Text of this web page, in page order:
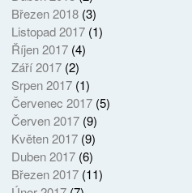
Březen 2018(3)
Listopad 2017(1)
Říjen 2017(4)
Září 2017(2)
Srpen 2017(1)
Červenec 2017(5)
Červen 2017(9)
Květen 2017(9)
Duben 2017(6)
Březen 2017(11)